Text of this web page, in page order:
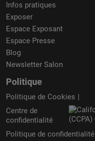
Infos pratiques
Exposer
Espace Exposant
Espace Presse
Blog
Newsletter Salon
Politique
Politique de Cookies
Centre de
confidentialité
Politique de confidentialité